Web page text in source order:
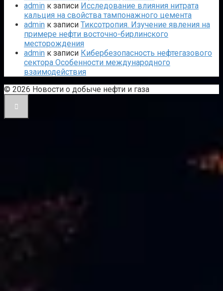
admin к записи Исследование влияния нитрата
кальция на свойства тампонажного цемента
admin к записи Тиксотропия. Изучение явления на
примере нефти восточно-бирлинского
месторождения
admin к записи Кибербезопасность нефтегазового
сектора Особенности международного
взаимодействия
© 2026 Новости о добыче нефти и газа